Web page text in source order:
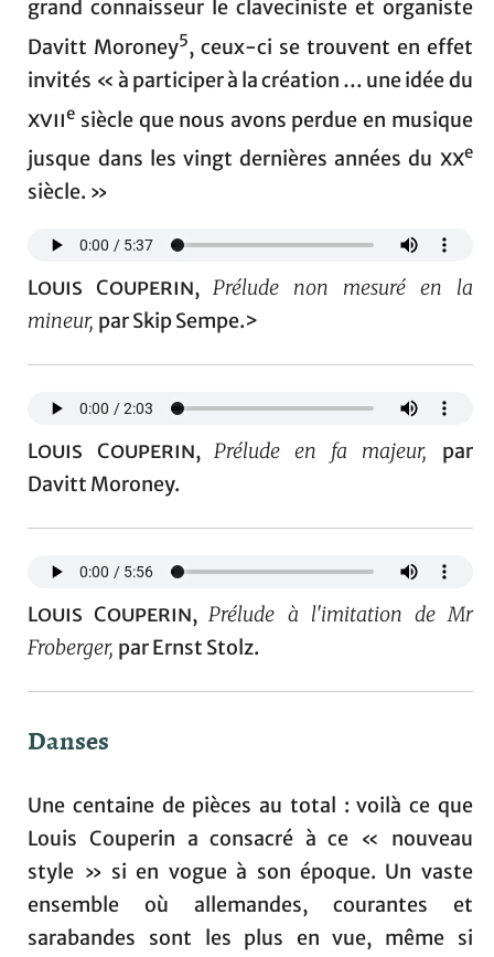
grand connaisseur le claveciniste et organiste
Davitt Moroney5, ceux-ci se trouvent en effet
invités « à participer à la création … une idée du
xviie siècle que nous avons perdue en musique
jusque dans les vingt dernières années du xxe
siècle. »
Louis Couperin,Prélude non mesuré en la
mineur, par Skip Sempe.>
Louis Couperin, Prélude en fa majeur, par
Davitt Moroney.
Louis Couperin,Prélude à l'imitation de Mr
Froberger, par Ernst Stolz.
Danses
Une centaine de pièces au total : voilà ce que
Louis Couperin a consacré à ce « nouveau
style » si en vogue à son époque. Un vaste
ensemble où allemandes, courantes et
sarabandes sont les plus en vue, même si